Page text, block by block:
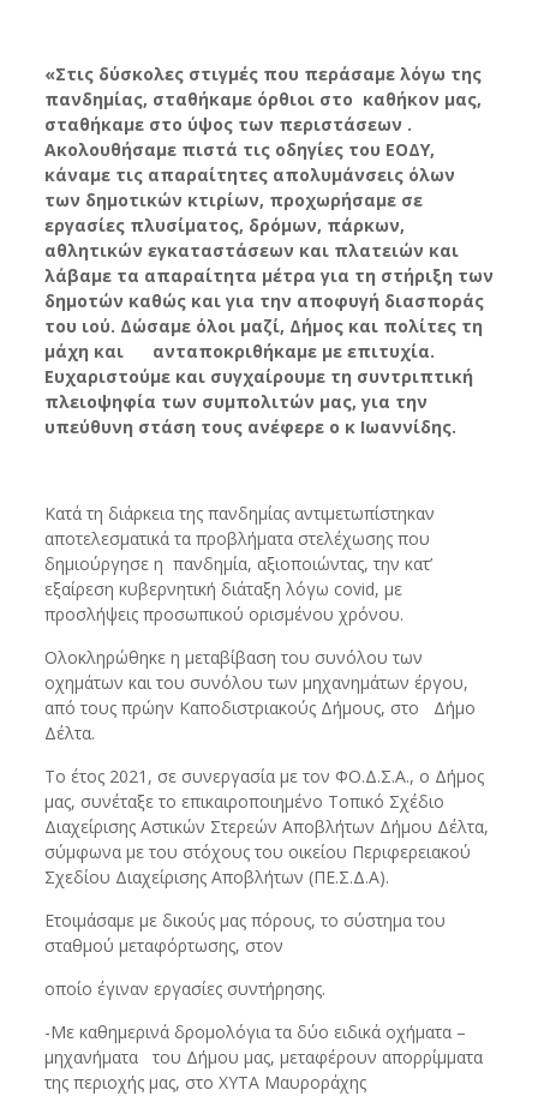
«Στις δύσκολες στιγμές που περάσαμε λόγω της
πανδημίας, σταθήκαμε όρθιοι στο καθήκον μας,
σταθήκαμε στο ύψος των περιστάσεων .
Ακολουθήσαμε πιστά τις οδηγίες του ΕΟΔΥ,
κάναμε τις απαραίτητες απολυμάνσεις όλων
των δημοτικών κτιρίων, προχωρήσαμε σε
εργασίες πλυσίματος, δρόμων, πάρκων,
αθλητικών εγκαταστάσεων και πλατειών και
λάβαμε τα απαραίτητα μέτρα για τη στήριξη των
δημοτών καθώς και για την αποφυγή διασποράς
του ιού. Δώσαμε όλοι μαζί, Δήμος και πολίτες τη
μάχη και ανταποκριθήκαμε με επιτυχία.
Ευχαριστούμε και συγχαίρουμε τη συντριπτική
πλειοψηφία των συμπολιτών μας, για την
υπεύθυνη στάση τους ανέφερε ο κ Ιωαννίδης.
Κατά τη διάρκεια της πανδημίας αντιμετωπίστηκαν
αποτελεσματικά τα προβλήματα στελέχωσης που
δημιούργησε η πανδημία, αξιοποιώντας, την κατ’
εξαίρεση κυβερνητική διάταξη λόγω covid, με
προσλήψεις προσωπικού ορισμένου χρόνου.
Ολοκληρώθηκε η μεταβίβαση του συνόλου των
οχημάτων και του συνόλου των μηχανημάτων έργου,
από τους πρώην Καποδιστριακούς Δήμους, στο Δήμο
Δέλτα.
Το έτος 2021, σε συνεργασία με τον ΦΟ.Δ.Σ.Α., ο Δήμος
μας, συνέταξε το επικαιροποιημένο Τοπικό Σχέδιο
Διαχείρισης Αστικών Στερεών Αποβλήτων Δήμου Δέλτα,
σύμφωνα με του στόχους του οικείου Περιφερειακού
Σχεδίου Διαχείρισης Αποβλήτων (ΠΕ.Σ.Δ.Α).
Ετοιμάσαμε με δικούς μας πόρους, το σύστημα του
σταθμού μεταφόρτωσης, στον
οποίο έγιναν εργασίες συντήρησης.
-Με καθημερινά δρομολόγια τα δύο ειδικά οχήματα –
μηχανήματα του Δήμου μας, μεταφέρουν απορρίμματα
της περιοχής μας, στο ΧΥΤΑ Μαυροράχης